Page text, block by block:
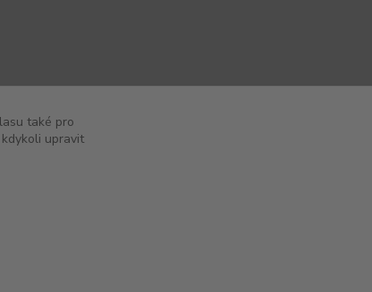
také pro
upravit